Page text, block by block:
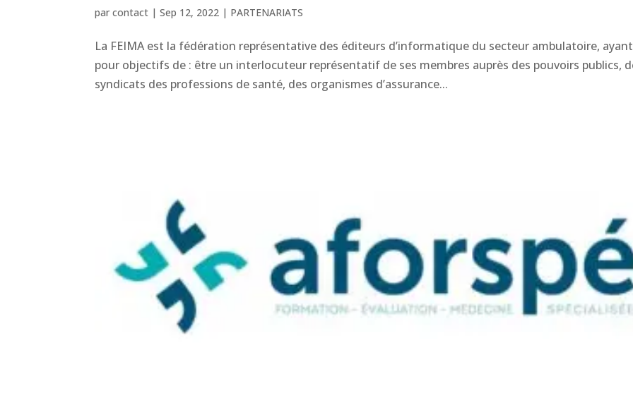
parcontact |Sep 12, 2022 | PARTENARIATS
La FEIMA est la fédération représentative des éditeurs d’informatique du secteur ambulatoire, ayant
pour objectifs de : être un interlocuteur représentatif de ses membres auprès des pouvoirs publics,
syndicats des professions de santé, des organismes d’assurance...